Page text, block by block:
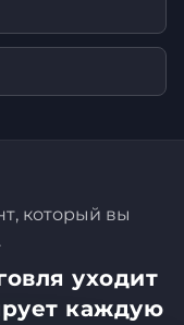
который вы
уходит
каждую